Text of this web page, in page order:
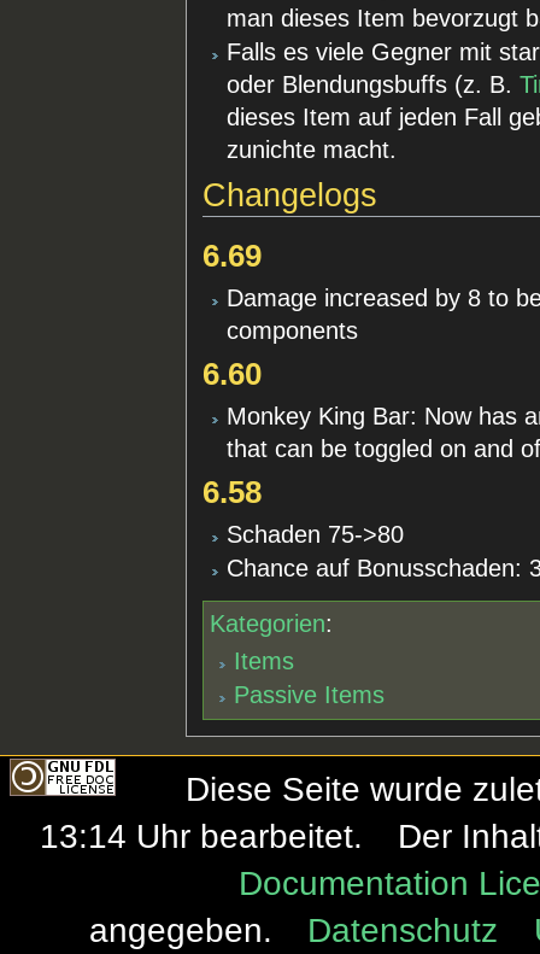
man dieses Item bevorzugt
Falls es viele Gegner mit
oder Blendungsbuffs (z. B.
dieses Item auf jeden Fall
zunichte macht.
Changelogs
6.69
Damage increased by 8 to
components
6.60
Monkey King Bar: Now has
that can be toggled on and
6.58
Schaden 75->80
Chance auf Bonusschaden:
Kategorien:
Items
Passive Items
Diese Seite wurde
13:14 Uhr bearbeitet.
Der
Documentation
angegeben.
Datenschutz